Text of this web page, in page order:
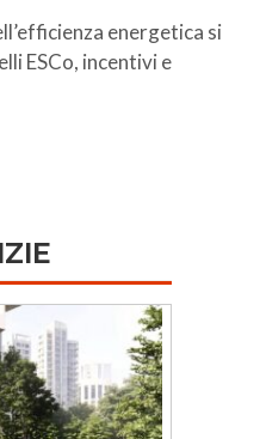
energetica si
ESCo, incentivi e